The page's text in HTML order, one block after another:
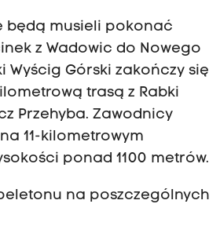
będą musieli pokonać
z Wadowic do Nowego
Wyścig Górski zakończy się
trasą z Rabki
Przehyba. Zawodnicy
11-kilometrowym
ponad 1100 metrów.
na poszczególnych